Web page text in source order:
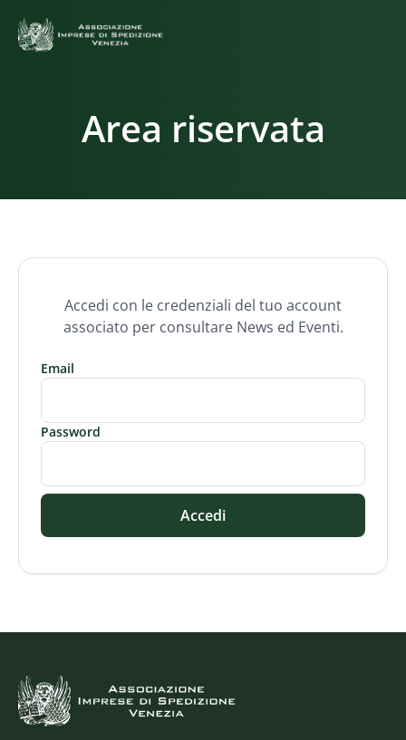
Area riservata
Accedi con le credenziali del tuo account
associato per consultare News ed Eventi.
Email
Password
Accedi